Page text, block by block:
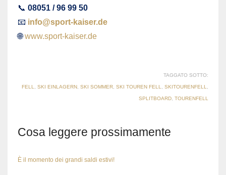
📞 08051 / 96 99 50
📧 info@sport-kaiser.de
🌐www.sport-kaiser.de
TAGGATO SOTTO:
FELL SKI EINLAGERN SKI SOMMER SKI TOUREN FELL SKITOURENFELL
SPLITBOARD TOURENFELL
Cosa leggere prossimamente
È il momento dei grandi saldi estivi!